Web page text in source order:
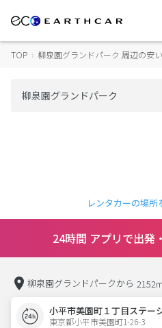
TOP › 柳泉園グランドパーク 周辺の安
レンタカーの場所
24時間 アプリで出発
柳泉園グランドパークから 2152m
小平市美園町１丁目ステー
東京都小平市美園町1-26-3